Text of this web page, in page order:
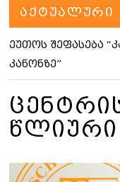
ᲐᲥᲢᲣᲐᲚᲣᲠᲘ
ეუთოს შეფასება
კანონზე”
ᲬᲚᲘᲣᲠᲘ